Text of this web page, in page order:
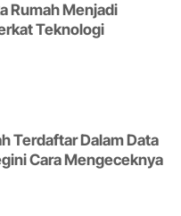
Rumah Menjadi
Teknologi
Terdaftar Dalam Data
Cara Mengeceknya